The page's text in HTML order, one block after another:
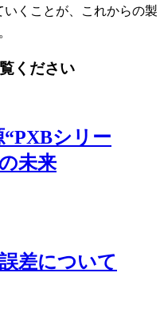
くことが、これからの製
ください
シリー
未来
差について